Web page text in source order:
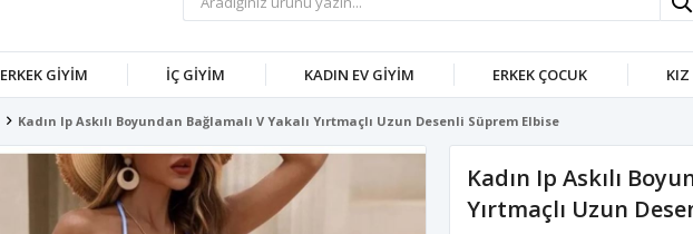
ERKEK GIYIM İÇ GIYIM KADIN EV GIYIM ERKEK ÇOCUK KIZ
Kadın Ip Askılı Boyundan Bağlamalı V Yakalı Yırtmaçlı Uzun Desenli Süprem Elbise
Kadın Ip Askılı
Yırtmaçlı Uzun